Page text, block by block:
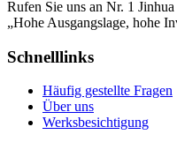
Rufen Sie uns an Nr. 1
„Hohe Ausgangslage, hohe
Schnelllinks
Häufig gestellte Fragen
Über uns
Werksbesichtigung